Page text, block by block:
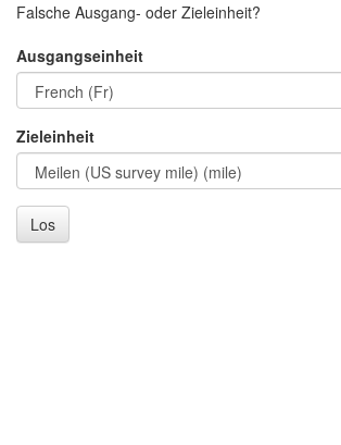
Falsche Ausgang- oder Zieleinheit?
Ausgangseinheit
Zieleinheit
Los